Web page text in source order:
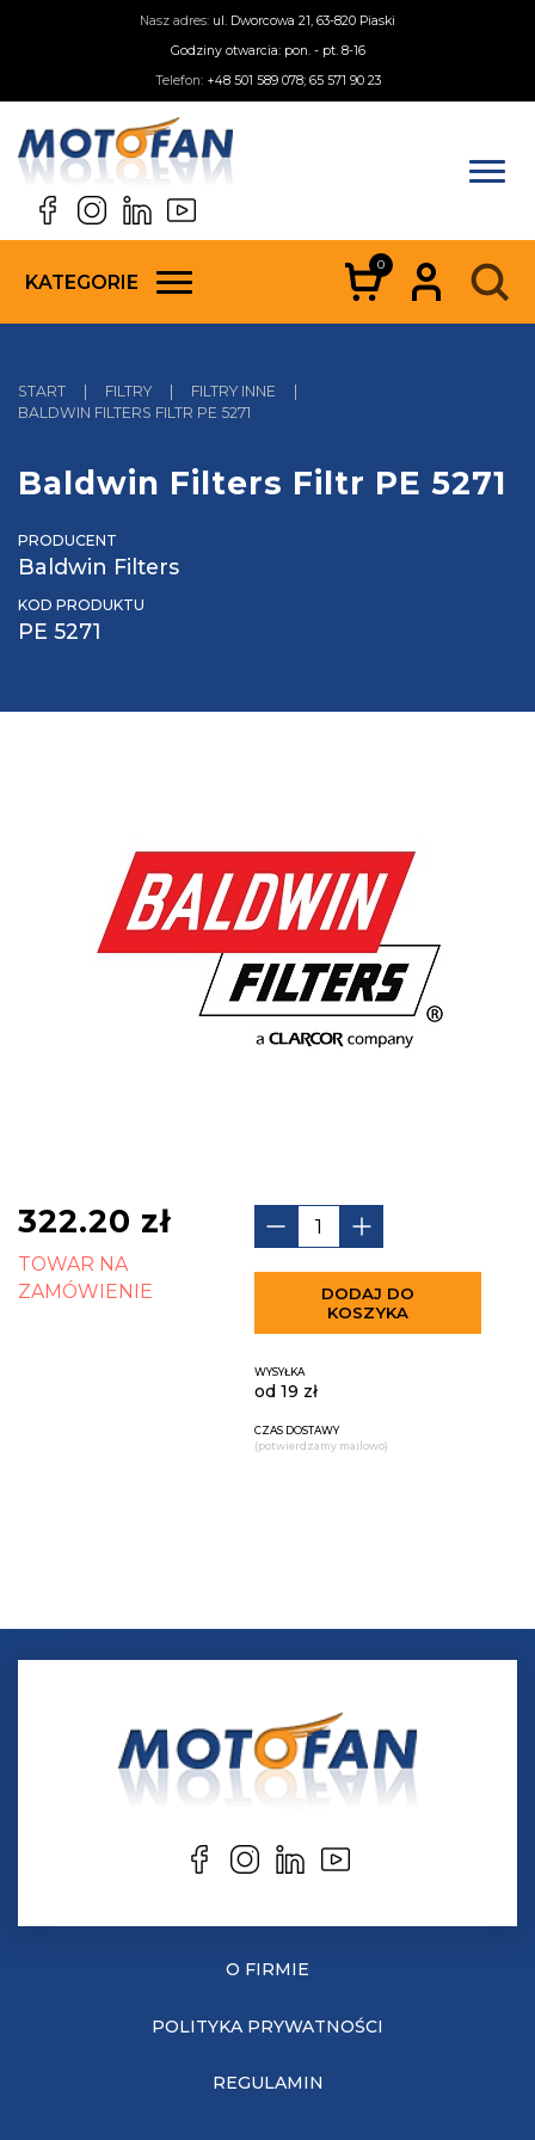
Nasz adres: ul. Dworcowa 21, 63-820 Piaski
Godziny otwarcia: pon. - pt. 8-16
Telefon: +48 501 589 078; 65 571 90 23
KATEGORIE
0
START | FILTRY | FILTRY INNE
|
BALDWIN FILTERS FILTR PE 5271
Baldwin Filters Filtr PE 5271
PRODUCENT
Baldwin Filters
KOD PRODUKTU
PE 5271
322.20 zł
TOWAR NA
ZAMÓWIENIE
DODAJ DO
KOSZYKA
WYSYŁKA
od 19 zł
CZAS DOSTAWY
(potwierdzamy mailowo)
O FIRMIE
POLITYKA PRYWATNOŚCI
REGULAMIN